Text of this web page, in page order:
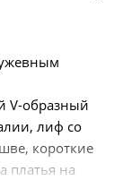
V-образный
лиф со
короткие
платья на